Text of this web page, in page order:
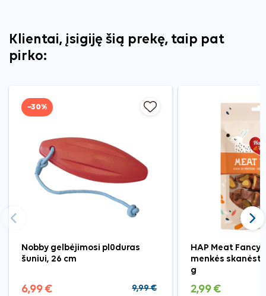
Klientai, įsigiję šią prekę, taip pat
pirko:
−30%
Nobby gelbėjimosi plūduras
šuniui, 26 cm
6,99 € 9,99 €
HAP Meat Fancy
menkės
g
2,99 €
Ankstesnis